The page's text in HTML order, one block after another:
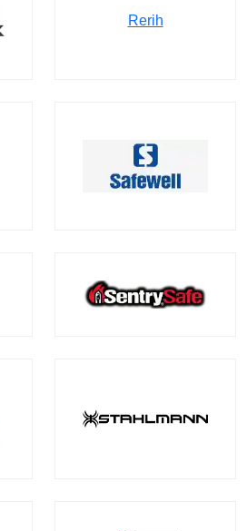
Rerih